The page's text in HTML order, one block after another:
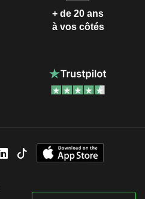
+ de 20 ans
à vos côtés